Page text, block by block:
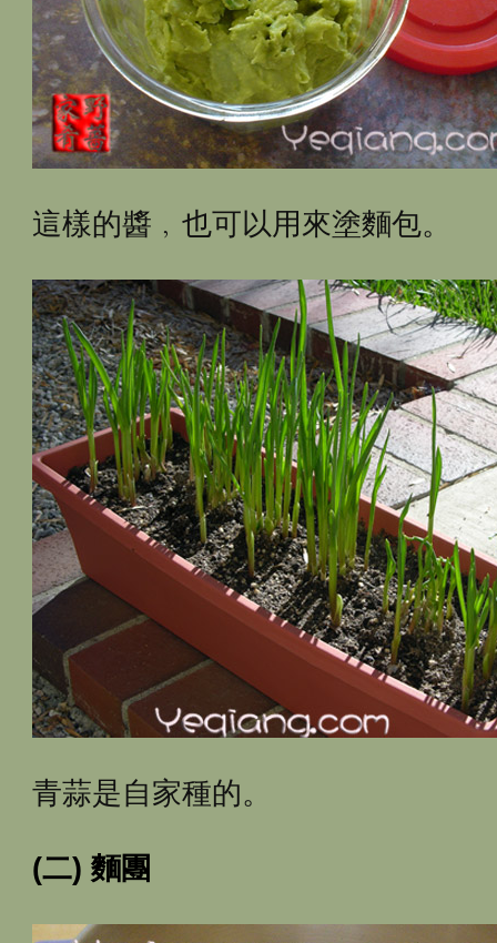
這樣的醬﹐也可以用來塗麵包。
青蒜是自家種的。
(二) 麵團